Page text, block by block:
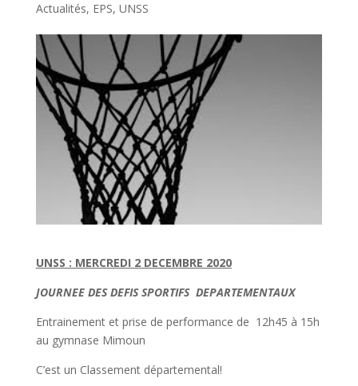
Actualités, EPS, UNSS
UNSS : MERCREDI 2 DECEMBRE 2020
JOURNEE DES DEFIS SPORTIFS DEPARTEMENTAUX
Entrainement et prise de performance de 12h45 à 15h
au gymnase Mimoun
C’est un Classement départemental!